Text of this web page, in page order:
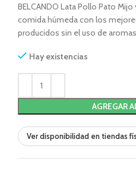
BELCANDO Lata Pollo Pato
comida húmeda con los
producidos sin el uso de
Hay existencias
AGREGAR
Ver disponibilidad en tiendas